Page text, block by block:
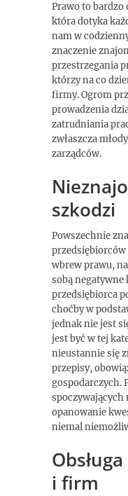
Prawo to bardzo
która dotyka
nam w
znaczenie
przestrzegania
którzy na co
firmy. Ogrom
prowadzenia
zatrudniania
zwłaszcza
zarządców.
szkodzi
Powszechnie
przedsiębiorców
wbrew prawu,
sobą negatywne
przedsiębiorca
choćby w
jednak nie jest
jest być w tej
nieustannie się
przepisy,
gospodarczych.
spoczywających
opanowanie
niemal
i firm